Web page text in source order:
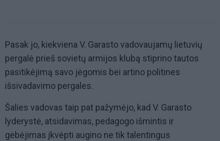
Pasak jo, kiekviena V. Garasto vadovaujamų lietuvių
pergalė prieš sovietų armijos klubą stiprino tautos
pasitikėjimą savo jėgomis bei artino politines
išsivadavimo pergales.
Šalies vadovas taip pat pažymėjo, kad V. Garasto
lyderystė, atsidavimas, pedagogo išmintis ir
gebėjimas įkvėpti augino ne tik talentingus